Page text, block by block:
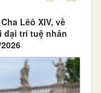
Lêô XIV, về
trí tuệ nhân